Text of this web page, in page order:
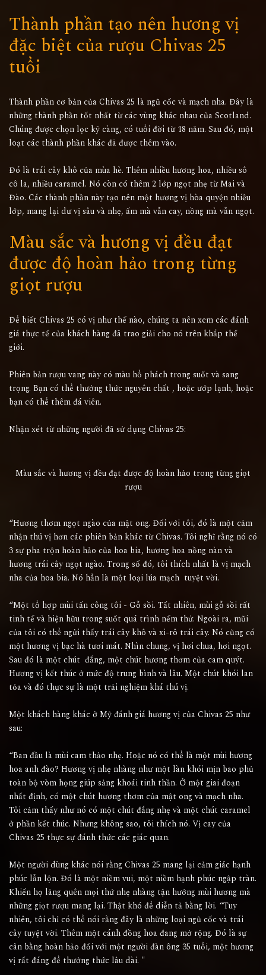
Thành phần tạo nên hương vị
đặc biệt của rượu Chivas 25
tuổi
Thành phần cơ bản của Chivas 25 là ngũ cốc và mạch nha. Đây là
những thành phần tốt nhất từ ​​các vùng khác nhau của Scotland.
Chúng được chọn lọc kỹ càng, có tuổi đời từ 18 năm. Sau đó, một
loạt các thành phần khác đã được thêm vào.
Đó là trái cây khô của mùa hè. Thêm nhiều hương hoa, nhiều sô
cô la, nhiều caramel. Nó còn có thêm 2 lớp ngọt nhẹ từ Mai và
Đào. Các thành phần này tạo nên một hương vị hòa quyện nhiều
lớp, mang lại dư vị sâu và nhẹ, ấm mà vẫn cay, nồng mà vẫn ngọt.
Màu sắc và hương vị đều đạt
được độ hoàn hảo trong từng
giọt rượu
Để biết Chivas 25 có vị như thế nào, chúng ta nên xem các đánh
giá thực tế của khách hàng đã trao giải cho nó trên khắp thế
giới.
Phiên bản rượu vang này có màu hổ phách trong suốt và sang
trọng. Bạn có thể thưởng thức nguyên chất , hoặc ướp lạnh, hoặc
bạn có thể thêm đá viên.
Nhận xét từ những người đã sử dụng Chivas 25:
Màu sắc và hương vị đều đạt được độ hoàn hảo trong từng giọt
rượu
“Hương thơm ngọt ngào của mật ong. Đối với tôi, đó là một cảm
nhận thú vị hơn các phiên bản khác từ Chivas. Tôi nghĩ rằng nó có
3 sự pha trộn hoàn hảo của hoa bia, hương hoa nồng nàn và
hương trái cây ngọt ngào. Trong số đó, tôi thích nhất là vị mạch
nha của hoa bia. Nó hẳn là một loại lúa mạch tuyệt vời.
“Một tổ hợp mùi tấn công tôi - Gỗ sồi. Tất nhiên, mùi gỗ sồi rất
tinh tế và hiện hữu trong suốt quá trình nếm thử. Ngoài ra, mũi
của tôi có thể ngửi thấy trái cây khô và xi-rô trái cây. Nó cũng có
một hương vị bạc hà tươi mát. Nhìn chung, vị hơi chua, hơi ngọt.
Sau đó là một chút đắng, một chút hương thơm của cam quýt.
Hương vị kết thúc ở mức độ trung bình và lâu. Một chút khói lan
tỏa và đó thực sự là một trải nghiệm khá thú vị.
Một khách hàng khác ở Mỹ đánh giá hương vị của Chivas 25 như
sau:
“Ban đầu là mùi cam thảo nhẹ. Hoặc nó có thể là một mùi hương
hoa anh đào? Hương vị nhẹ nhàng như một làn khói mịn bao phủ
toàn bộ vòm họng giúp sảng khoái tinh thần. Ở một giai đoạn
nhất định, có một chút hương thơm của mật ong và mạch nha.
Tôi cảm thấy như nó có một chút đắng nhẹ và một chút caramel
ở phần kết thúc. Nhưng không sao, tôi thích nó. Vị cay của
Chivas 25 thực sự đánh thức các giác quan.
Một người dùng khác nói rằng Chivas 25 mang lại cảm giác hạnh
phúc lẫn lộn. Đó là một niềm vui, một niềm hạnh phúc ngập tràn.
Khiến họ lãng quên mọi thứ nhẹ nhàng tận hưởng mùi hương mà
những giọt rượu mang lại. Thật khó để diễn tả bằng lời. “Tuy
nhiên, tôi chỉ có thể nói rằng đây là những loại ngũ cốc và trái
cây tuyệt vời. Thêm một cánh đồng hoa đang mở rộng. Đó là sự
cân bằng hoàn hảo đối với một người đàn ông 35 tuổi, một hương
vị rất đáng để thưởng thức lâu dài. "